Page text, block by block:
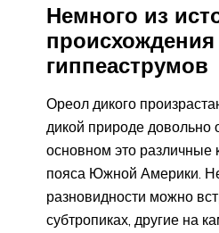
Немного из
происхождения
гиппеаструмов
Ореол дикого
дикой природе довольно
основном это различные
пояса Южной Америки.
разновидности можно
субтропиках, другие на